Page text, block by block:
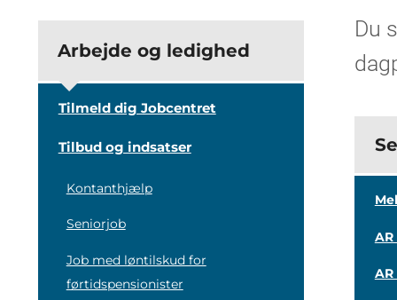
Arbejde og ledighed
Tilmeld dig Jobcentret
Tilbud og indsatser
Kontanthjælp
Seniorjob
Job med løntilskud for
førtidspensionister
Du